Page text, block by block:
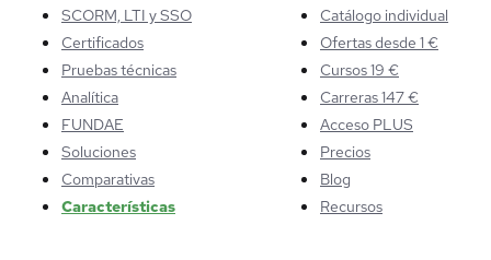
SCORM, LTI y SSO
Certificados
Pruebas técnicas
Analítica
FUNDAE
Soluciones
Comparativas
Características
Catálogo individual
Ofertas desde 1 €
Cursos 19 €
Carreras 147 €
Acceso PLUS
Precios
Blog
Recursos